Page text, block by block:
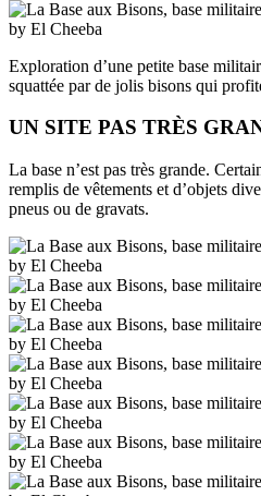
Exploration d’une petite base
squattée par de jolis bisons qui
UN SITE PAS TRÈS
La base n’est pas très grande.
remplis de vêtements et d’objets
pneus ou de gravats.